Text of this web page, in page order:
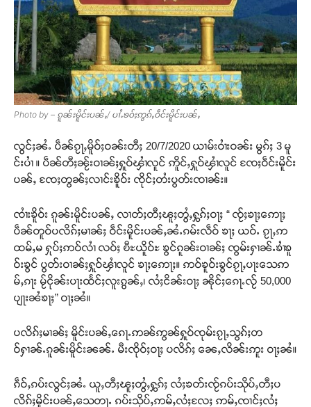
Photo by – ၵူၼ်းမိူင်းပၼ်ႇ/ ပၢႆႉၶဝ်ႈဢွၵ်ႇဝဵင်းမိူင်းပၼ်ႇ
လွင်ႈၼႆႉ ပဵၼ်ၵႂႃႇမိူဝ်ႈဝၼ်းတီႈ 20/7/2020 ယၢမ်းဝၢႆးဝၼ်း မွၵ်ႈ 3 မူ
င်းပၢႆ ။ ပဵၼ်တီႈၼႂ်းဝၢၼ်ႈႁူဝ်ၾၢႆလူင် ဢိူင်ႇႁူဝ်ၾၢႆလူင် ၸႄႈဝဵင်းမိူင်း
ပၼ်ႇ ၸႄႈတွၼ်ႈလၢင်းၶိူဝ်း ၸိုင်ႈတႆးပွတ်းၸၢၼ်း။
ၸၢႆးၶိူဝ်း ၵူၼ်းမိူင်းပၼ်ႇ လၢတ်ႈတီႈၽူႈတွႆႇႁွၵ်ႈဝႃႈ “ ၸႂ်ႈၶႃႈဢေႃႈ
ပဵၼ်တူဝ်ပလိၵ်ႈမၢၼ်ႈ ဝဵင်းမိူင်းပၼ်ႇၼႆႉၵမ်းလဵဝ် ၶႃႈ ယဝ်ႉ ၵႂႃႇဢ
ထမ်ႇမ ႁုပ်ႈဢဝ်လၢႆ လဝ်ႈ ၿီႊယိူဝ်ႊ ၶွင်ၵူၼ်းဝၢၼ်ႈ ၸွမ်းႁၢၼ်ႉၶၢႆၶူ
ဝ်းၶွင် ပွတ်းဝၢၼ်ႈႁူဝ်ၾၢႆလူင် ၶႃႈဢေႃႈ။ ဢဝ်ၶူဝ်းၶွင်ၵႂႃႇပႃးသေဢ
မ်ႇၵႃး မႂ်ငိုၼ်းပႃးထႅင်ႈလူးၵွၼ်ႇ၊ လႆႈငိၼ်းဝႃႈ ၼိုင်ႈၵေႃႉလႂ် 50,000
ပျႃးၼႆၶႃႈ” ဝႃႈၼႆ။
ပလိၵ်ႈမၢၼ်ႈ မိူင်းပၼ်ႇၵေႃႉဢၼ်ဢွၼ်ႁူဝ်ၸုမ်းၵႂႃႇသွၵ်ႈတ
ဝ်ႁၢၼ်ႉၵူၼ်းမိူင်းၼၼ်ႉ မီးၸိုဝ်ႈဝႃႈ ပလိၵ်ႈ ၼေႇလိၼ်းဢူး ဝႃႈၼႆ။
ၵဵဝ်ႇၵပ်းလွင်ႈၼႆႉ ယူႇတီႈၽူႈတွႆႇႁွၵ်ႈ လႆႈၶတ်းၸႂ်ၵပ်းသိုပ်ႇတီႈပ
လိၵ်ႈမိူင်းပၼ်ႇသေတႃႉ ၵပ်းသိုပ်ႇဢမ်ႇလႆႈလႄႈ ဢမ်ႇၸၢင်ႈလႆႈ